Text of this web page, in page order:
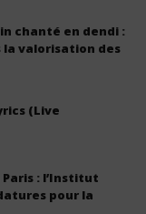
chanté en dendi :
valorisation des
(Live
: l’Institut
pour la